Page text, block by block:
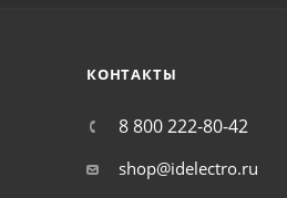
КОНТАКТЫ
8 800 222-80-42
shop@idelectro.ru